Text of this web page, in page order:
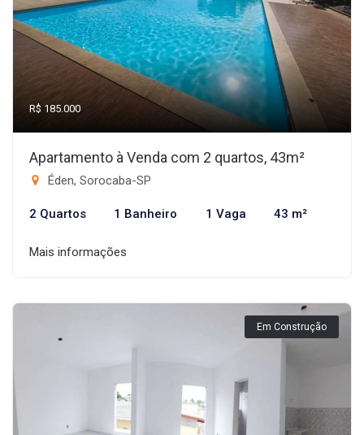
R$ 185.000
Apartamento à Venda com 2 quartos, 43m²
Éden, Sorocaba-SP
2 Quartos 1 Banheiro 1 Vaga 43 m²
Mais informações
Em Construção